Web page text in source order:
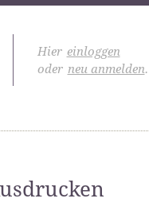
Hier einloggen
oder neu anmelden.